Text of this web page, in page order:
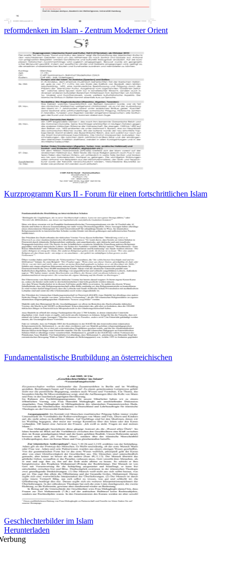
reformdenken im Islam - Zentrum Moderner Orient
Kurzprogramm Kurs II - Forum für einen fortschrittlichen Islam
Fundamentalistische Brutbildung an österreichischen
Geschlechterbilder im Islam
Herunterladen